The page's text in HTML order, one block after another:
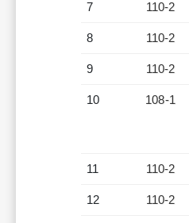
7 110-2
8 110-2
9 110-2
10 108-1
11 110-2
12 110-2